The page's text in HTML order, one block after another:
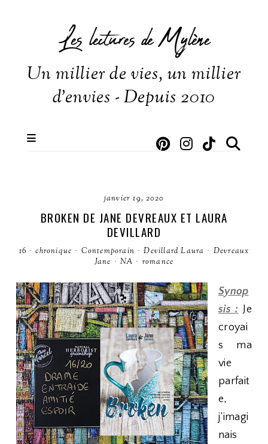
Les lectures de Mylène
Un millier de vies, un millier
d'envies - Depuis 2010
janvier 19, 2020
BROKEN DE JANE DEVREAUX ET LAURA
DEVILLARD
16 · chronique · Contemporain · Devillard Laura · Devreaux
Jane · NA · romance
Synop
sis : Je
croyai
s ma
vie
parfait
e,
j’imagi
nais